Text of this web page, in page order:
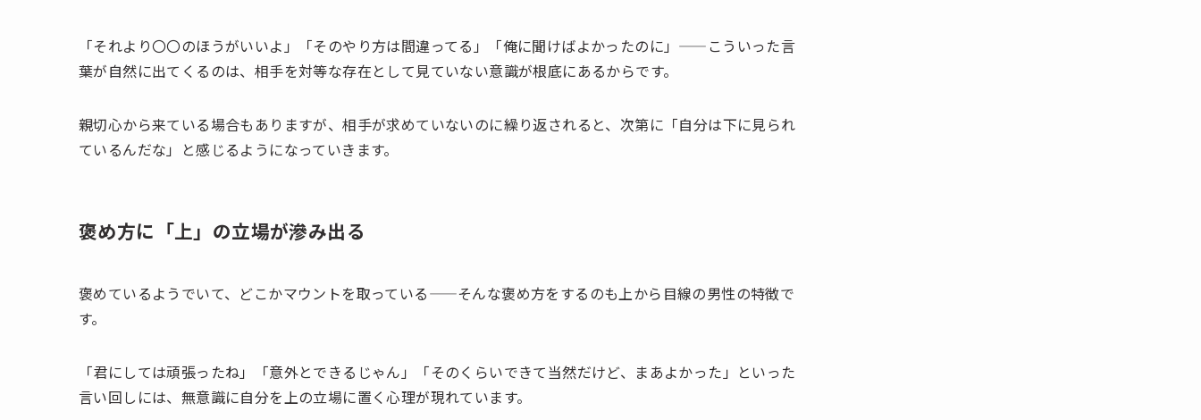
「それより〇〇のほうがいいよ」「そのやり方は間違ってる」「俺に聞けばよかったのに」——こういった言
葉が自然に出てくるのは、相手を対等な存在として見ていない意識が根底にあるからです。
親切心から来ている場合もありますが、相手が求めていないのに繰り返されると、次第に「自分は下に見られ
ているんだな」と感じるようになっていきます。
褒め方に「上」の立場が滲み出る
褒めているようでいて、どこかマウントを取っている——そんな褒め方をするのも上から目線の男性の特徴で
す。
「君にしては頑張ったね」「意外とできるじゃん」「そのくらいできて当然だけど、まあよかった」といった
言い回しには、無意識に自分を上の立場に置く心理が現れています。